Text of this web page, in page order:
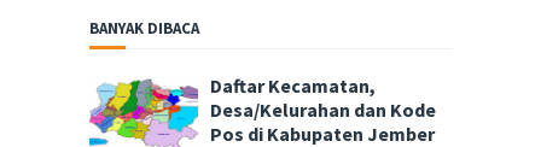
BANYAK DIBACA
Daftar Kecamatan,
Desa/Kelurahan dan Kode
Pos di Kabupaten Jember